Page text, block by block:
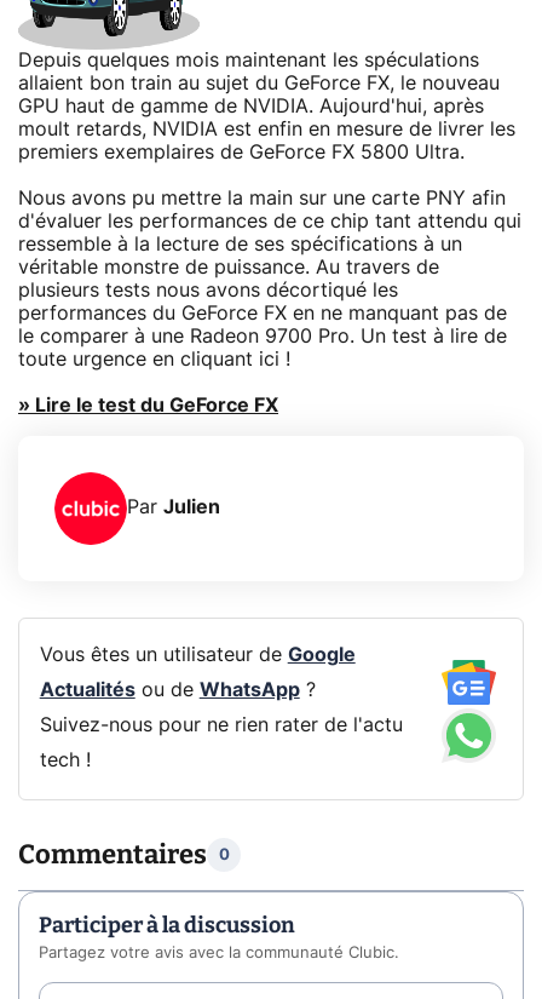
Depuis quelques mois maintenant les spéculations
allaient bon train au sujet du GeForce FX, le nouveau
GPU haut de gamme de NVIDIA. Aujourd'hui, après
moult retards, NVIDIA est enfin en mesure de livrer les
premiers exemplaires de GeForce FX 5800 Ultra.
Nous avons pu mettre la main sur une carte PNY afin
d'évaluer les performances de ce chip tant attendu qui
ressemble à la lecture de ses spécifications à un
véritable monstre de puissance. Au travers de
plusieurs tests nous avons décortiqué les
performances du GeForce FX en ne manquant pas de
le comparer à une Radeon 9700 Pro. Un test à lire de
toute urgence en cliquant ici !
» Lire le test du GeForce FX
Par Julien
Vous êtes un utilisateur de Google
Actualitésou de WhatsApp?
Suivez-nous pour ne rien rater de l'actu
tech !
Commentaires 0
Participer à la discussion
Partagez votre avis avec la communauté Clubic.